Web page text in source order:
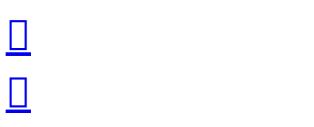

